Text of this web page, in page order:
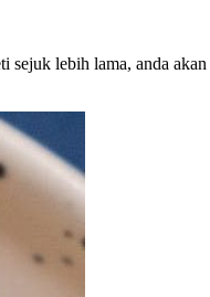
lebih lama, anda